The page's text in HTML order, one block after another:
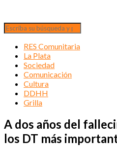
RES Comunitaria
La Plata
Sociedad
Comunicación
Cultura
DDHH
Grilla
A dos años del
los DT más